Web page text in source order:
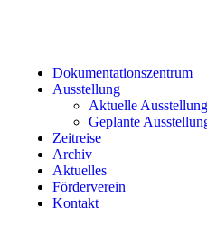
Dokumentationszentrum
Ausstellung
Aktuelle
Geplante
Zeitreise
Archiv
Aktuelles
Förderverein
Kontakt